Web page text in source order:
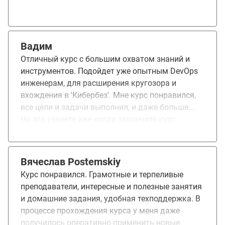
Вадим
Отличный курс с большим охватом знаний и
инструментов. Подойдет уже опытным DevOps
инженерам, для расширения кругозора и
вхождения в 'Кибербез'. Мне курс понравился,
все цели и задачи выполнил, и даже больше...
Вячеслав Postemskiy
Курс понравился. Грамотные и терпеливые
преподаватели, интересные и полезные занятия
и домашние задания, удобная техподдержка. В
процессе прохождения курса у меня даже
получилось оперативно применить новые